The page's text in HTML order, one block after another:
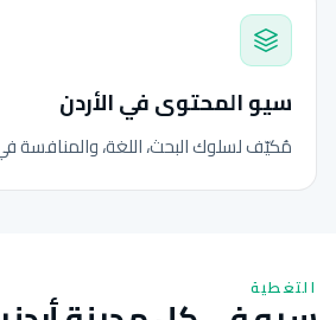
سيو المحتوى في الأردن
مُكيّف لسلوك البحث، اللغة، والمنافسة
التغطية